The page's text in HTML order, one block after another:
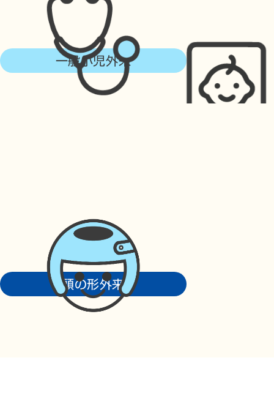
一般小児外来
頭の形外来